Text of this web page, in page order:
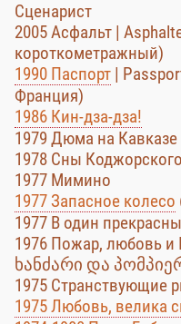
Сценарист
2005 Асфальт |
короткометражный)
1990 Паспорт |
Франция)
1986 Кин-дза-дза!
1979 Дюма на Кавказе
1978 Сны
1977 Мимино
1977 Запасное колесо
1977 В один
1976 Пожар, любовь
ხანძარი და
1975 Странствующие
1975 Любовь, велика